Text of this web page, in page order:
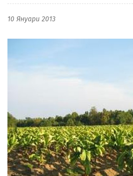
10 Януари 2013